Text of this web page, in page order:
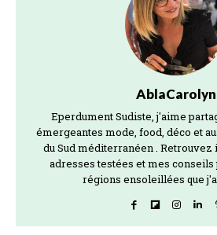
AblaCarolyn
Eperdument Sudiste, j'aime
émergeantes mode, food, déco et
du Sud méditerranéen . Retrouvez
adresses testées et mes
régions ensoleillées que